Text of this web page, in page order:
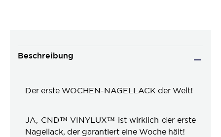
Beschreibung
Der erste WOCHEN-NAGELLACK der Welt!
JA, CND™ VINYLUX™ ist wirklich der erste
Nagellack, der garantiert eine Woche hält!